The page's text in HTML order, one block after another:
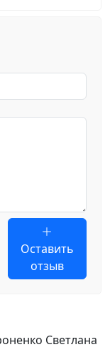
Оставить
отзыв
Светлана